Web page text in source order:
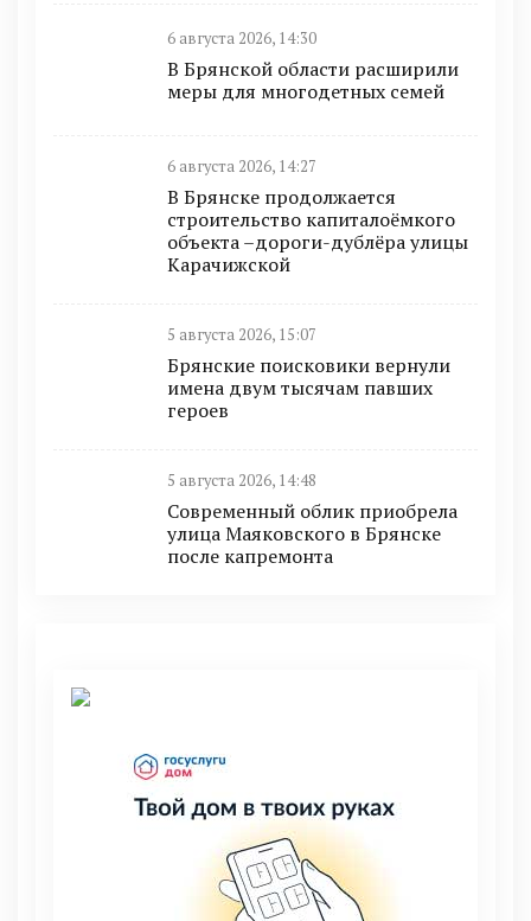
6 августа 2026, 14:30
В Брянской области расширили
меры для многодетных семей
6 августа 2026, 14:27
В Брянске продолжается
строительство капиталоёмкого
объекта –дороги-дублёра улицы
Карачижской
5 августа 2026, 15:07
Брянские поисковики вернули
имена двум тысячам павших
героев
5 августа 2026, 14:48
Современный облик приобрела
улица Маяковского в Брянске
после капремонта